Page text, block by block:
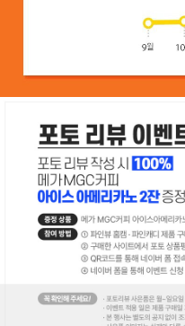
코 라이프 하세